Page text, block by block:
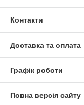
Контакти
Доставка та оплата
Графік роботи
Повна версія сайту